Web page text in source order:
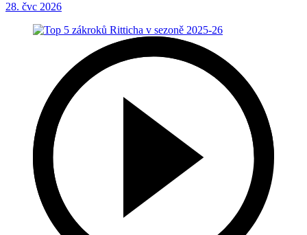
28. čvc 2026